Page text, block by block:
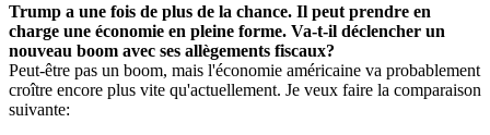
Trump a une fois de plus de la chance. Il peut prendre en
charge une économie en pleine forme. Va-t-il déclencher un
nouveau boom avec ses allègements fiscaux?
Peut-être pas un boom, mais l'économie américaine va probablement
croître encore plus vite qu'actuellement. Je veux faire la comparaison
suivante: